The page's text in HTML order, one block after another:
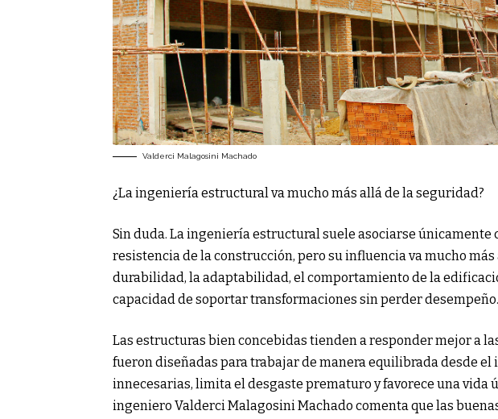
Valderci Malagosini Machado
¿La ingeniería estructural va mucho más allá de la seguridad?
Sin duda. La ingeniería estructural suele asociarse únicamente
resistencia de la construcción, pero su influencia va mucho
durabilidad, la adaptabilidad, el comportamiento de la
capacidad de soportar transformaciones sin perder desempeño.
Las estructuras bien concebidas tienden a responder mejor a
fueron diseñadas para trabajar de manera equilibrada desde el
innecesarias, limita el desgaste prematuro y favorece una vida
ingeniero Valderci Malagosini Machado comenta que las